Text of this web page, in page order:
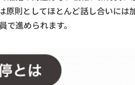
原則としてほとんど話し合いに
で進められます。